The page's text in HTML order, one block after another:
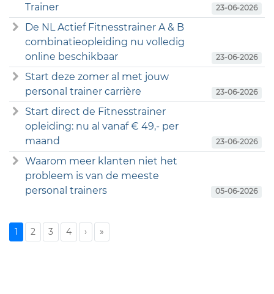
Trainer
23-06-2026
De NL Actief Fitnesstrainer A & B
combinatieopleiding nu volledig
online beschikbaar
23-06-2026
Start deze zomer al met jouw
personal trainer carrière
23-06-2026
Start direct de Fitnesstrainer
opleiding: nu al vanaf € 49,- per
maand
23-06-2026
Waarom meer klanten niet het
probleem is van de meeste
personal trainers
05-06-2026
1 2 3 4 › »